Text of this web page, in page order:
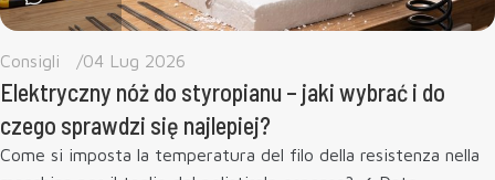
UK
DE
Consigli 04 Lug 2026
Elektryczny nóż do styropianu – jaki wybrać i do
czego sprawdzi się najlepiej?
Come si imposta la temperatura del filo della resistenza nella